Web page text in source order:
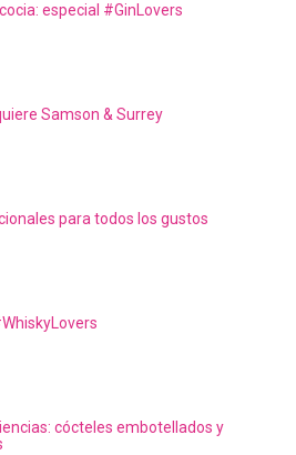
especial #GinLovers
Samson & Surrey
para todos los gustos
cócteles embotellados y